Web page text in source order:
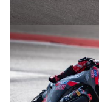
© R.Lekl